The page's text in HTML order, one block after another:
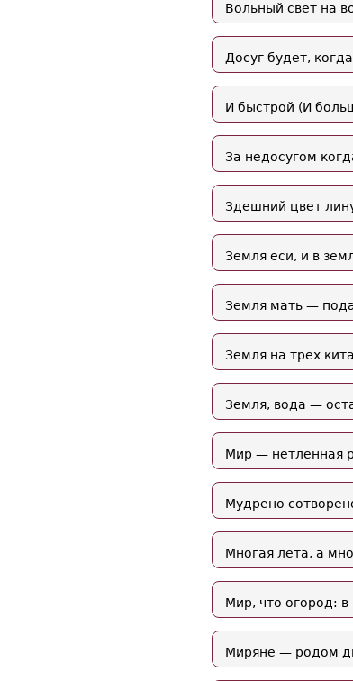
Вольный свет на
Досуг будет,
И быстрой (И
За недосугом
Здешний цвет
Земля еси, и в
Земля мать —
Земля на трех
Земля, вода —
Мир — нетленная
Мудрено
Многая лета, а
Мир, что огород: в
Миряне — родом